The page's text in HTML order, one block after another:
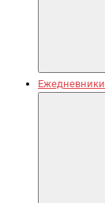
Ежедневники